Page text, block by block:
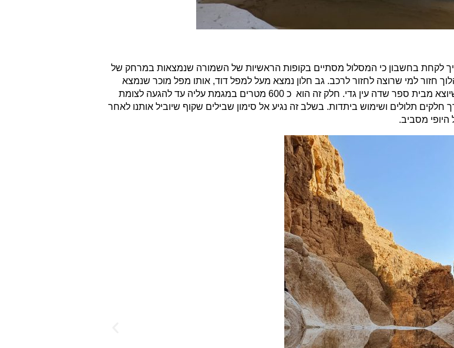
לקחת בחשבון כי המסלול מסתיים בקופות הראשיות של השמורה שנמצאות במרחק של
חזור למי שרוצה לחזור לרכב. גב חלון נמצא מעל למפל דוד, אותו מפל מוכר שנמצא
בחלק המתוייר של השמורה. מתחילים לצעוד בסימון שבילים שחור – מעלה ישי שיוצא מבית ספר שדה עין גדי. חלק זה הוא כ 600 מטרים במגמת עליה עד להגעה לצומת
אדום – כאן נפנה באדום שמאלה "שביל צפית" ונצעד כ 1.1 ק"מ דרך חלקים תלולים ושימוש ביתדות. בשלב זה נגיע אל סימון שבילים שקוף שיוביל אותנו לאחר